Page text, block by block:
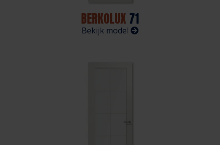
BERKOLUX 71
Bekijk model